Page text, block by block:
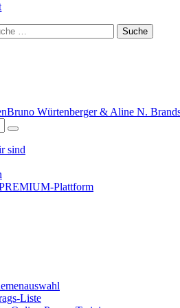
Bruno Würtenberger & Aline N.
sind
Plattform
Liste